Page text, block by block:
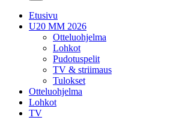
Etusivu
U20 MM 2026
Otteluohjelma
Lohkot
Pudotuspelit
TV & striimaus
Tulokset
Otteluohjelma
Lohkot
TV